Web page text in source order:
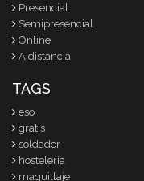
Presencial
Semipresencial
Online
A distancia
TAGS
eso
gratis
soldador
hosteleria
maquillaje